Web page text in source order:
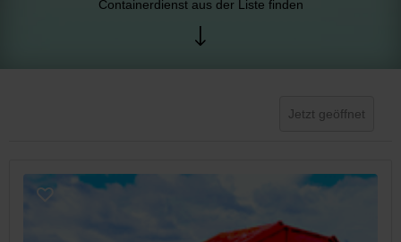
Containerdienst aus der Liste finden
Jetzt geöffnet